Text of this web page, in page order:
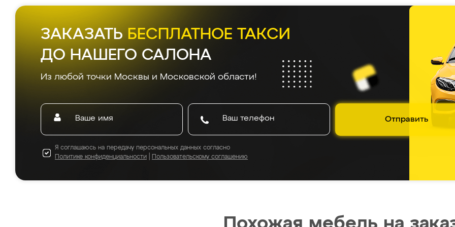
ЗАКАЗАТЬ БЕСПЛАТНОЕ ТАКСИ
ДО НАШЕГО САЛОНА
Из любой точки Москвы и Московской области!
Отправить
Я соглашаюсь на передачу персональных данных согласно
Политике конфиденциальности
Пользовательскому соглашению